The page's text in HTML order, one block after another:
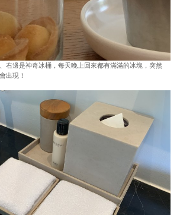
右邊是神奇冰桶，每天晚上回來都有滿滿的冰塊，突然
出現！